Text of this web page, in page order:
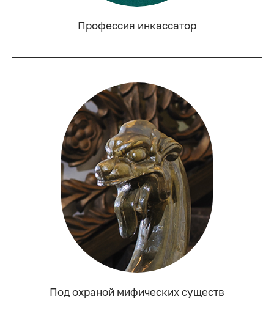
Профессия инкассатор
Под охраной мифических существ